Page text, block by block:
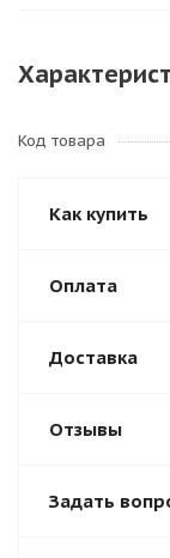
Код товара
Как купить
Оплата
Доставка
Отзывы
Задать